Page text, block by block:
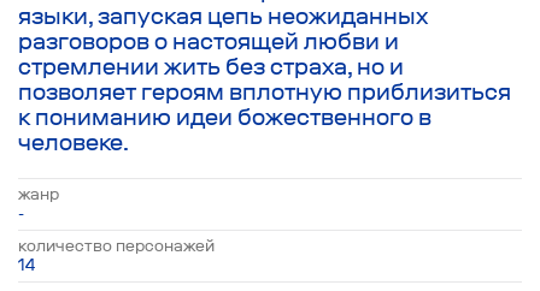
языки, запуская цепь неожиданных
разговоров о настоящей любви и
стремлении жить без страха, но и
позволяет героям вплотную приблизиться
к пониманию идеи божественного в
человеке.
жанр
-
количество персонажей
14